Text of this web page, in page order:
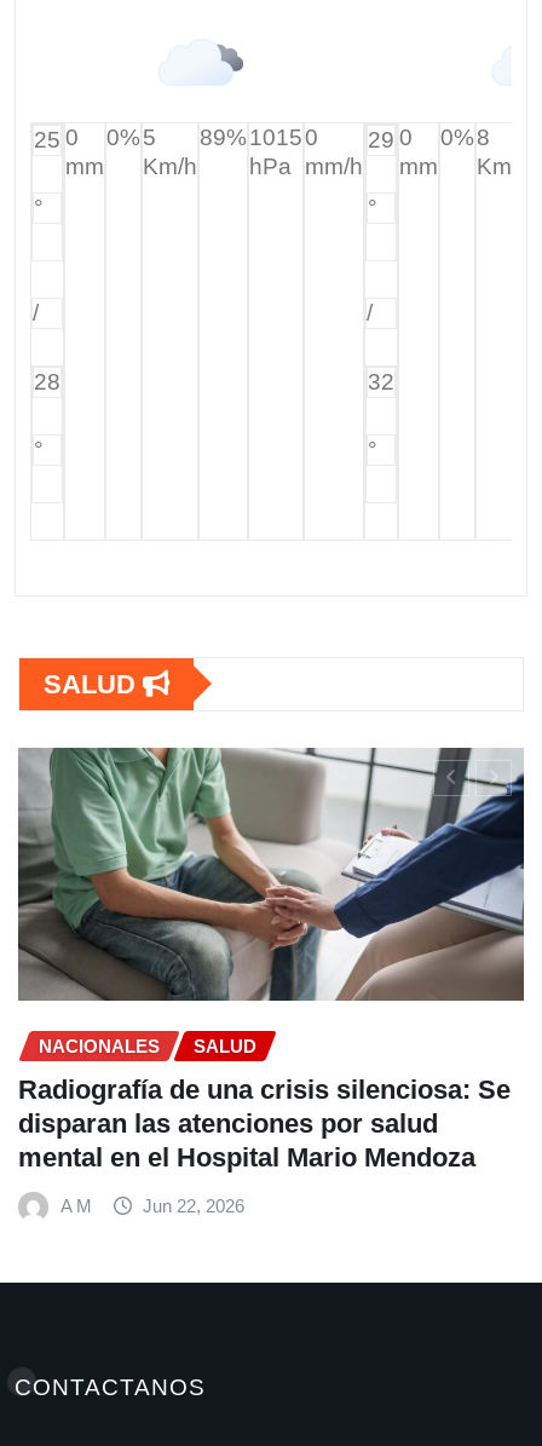
25
°
/
28
°
0
mm
0%5
Km/h
89%1015
hPa
0
mm/h
29
°
/
32
°
0
mm
0%8
Km/h
SALUD
SALUD
OPS lanza estrategia urgente para
frenar la Tuberculosis en personas con
VIH en América Latina
A M Jun 22, 2026
CONTACTANOS